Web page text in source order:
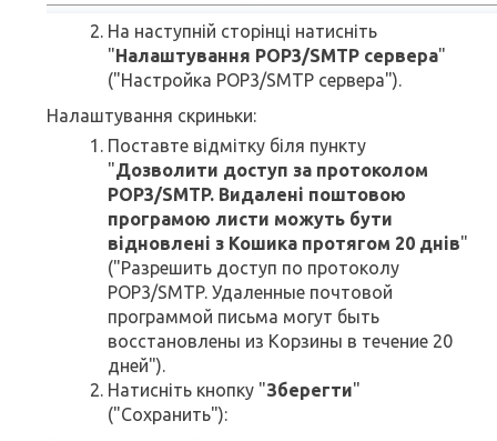
На наступній сторінці натисніть
"Налаштування POP3/SMTP сервера"
("Настройка POP3/SMTP сервера").
Налаштування скриньки:
Поставте відмітку біля пункту
"Дозволити доступ за протоколом
POP3/SMTP. Видалені поштовою
програмою листи можуть бути
відновлені з Кошика протягом 20 днів"
("Разрешить доступ по протоколу
POP3/SMTP. Удаленные почтовой
программой письма могут быть
восстановлены из Корзины в течение 20
дней").
Натисніть кнопку "Зберегти"
("Сохранить"):